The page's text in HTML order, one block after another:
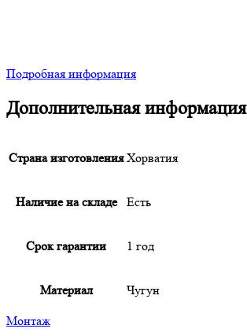
Подробная информация
Дополнительная информация
Страна изготовления Хорватия
Наличие на складе Есть
Срок гарантии 1 год
Материал Чугун
Монтаж